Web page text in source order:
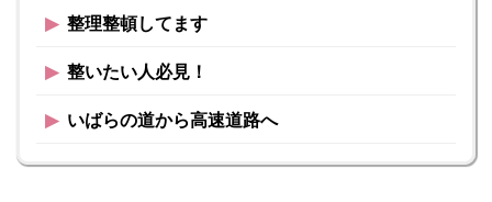
▶︎ 整理整頓してます
▶︎ 整いたい人必見！
▶︎ いばらの道から高速道路へ